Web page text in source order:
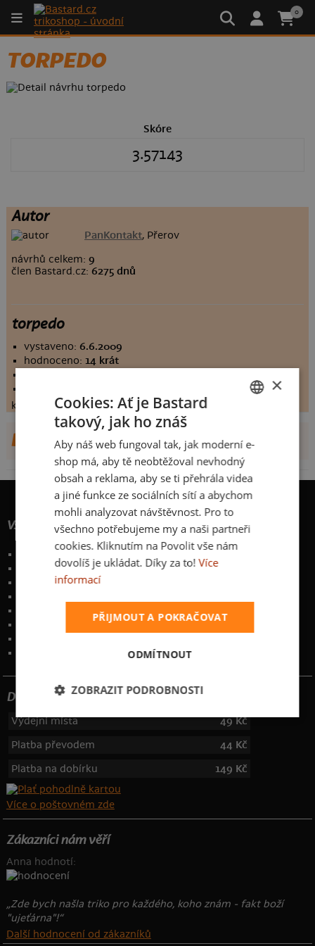
0
TORPEDO
Skóre
3.57143
Autor
PanKontakt, Přerov
návrhů celkem:9
člen Bastard.cz:6275 dnů
torpedo
vystaveno:6.6.2009
hodnoceno: 14 krát
konečné hodnocení:3.57143
DALŠÍ NÁVRHY OD PANKONTAKT
Vše o nákupu
Garance výměny či vrácení
Časté otázky
Obchodní podmínky
Ochrana osobních údajů
Dotujeme poštovné
Výdejní místa
49 Kč
Platba převodem
44 Kč
Platba na dobírku
149 Kč
Více o poštovném zde
Zákazníci nám věří
Anna hodnotí:
„Zde bych našla triko pro každého, koho znám - fakt boží
"ujeťárna"!“
Další hodnocení od zákazníků
SLOVAK
×
Cookies: Ať je Bastard
takový, jak ho znáš
Aby náš web fungoval tak, jak moderní e-
shop má, aby tě neobtěžoval nevhodný
obsah a reklama, aby se ti přehrála videa
a jiné funkce ze sociálních sítí a abychom
mohli analyzovat návštěvnost. Pro to
všechno potřebujeme my a naši partneři
cookies. Kliknutím na Povolit vše nám
dovolíš je ukládat. Díky za to! Více
informací
PŘIJMOUT A POKRAČOVAT
ODMÍTNOUT
ZOBRAZIT PODROBNOSTI